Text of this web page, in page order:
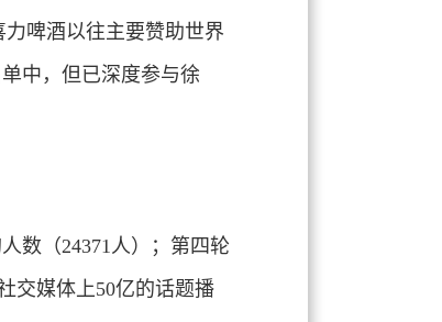
力啤酒以往主要赞助世界
中，但已深度参与徐
数（24371人）；第四轮
交媒体上50亿的话题播